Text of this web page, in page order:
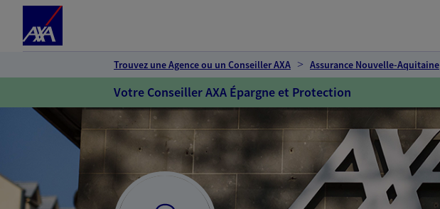
Trouvez une Agence ou un Conseiller AXA Assurance Nouvelle-Aquitaine
Votre Conseiller AXA Épargne et Protection